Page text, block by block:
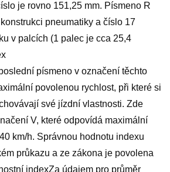
je rovno 151,25 mm. Písmeno R
pneumatiky a číslo 17
v palcích (1 palec je cca 25,4
písmeno v označení těchto
povolenou rychlost, při které si
své jízdní vlastnosti. Zde
V, které odpovídá maximální
km/h. Správnou hodnotu indexu
průkazu a ze zákona je povolena
indexZa údajem pro průměr